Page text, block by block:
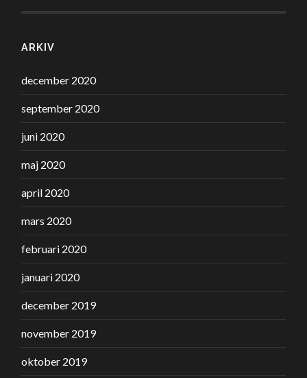
ARKIV
december 2020
september 2020
juni 2020
maj 2020
april 2020
mars 2020
februari 2020
januari 2020
december 2019
november 2019
oktober 2019